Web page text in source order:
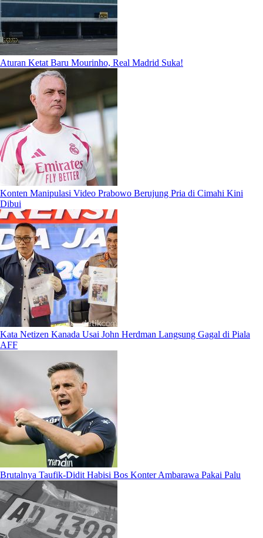
Aturan Ketat Baru Mourinho, Real Madrid Suka!
Konten Manipulasi Video Prabowo Berujung Pria di Cimahi Kini
Dibui
Kata Netizen Kanada Usai John Herdman Langsung Gagal di Piala
AFF
Brutalnya Taufik-Didit Habisi Bos Konter Ambarawa Pakai Palu